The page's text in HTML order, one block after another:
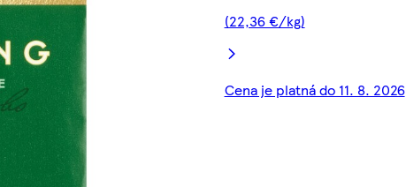
(22,36 €/kg)
Cena je platná do 11. 8. 2026